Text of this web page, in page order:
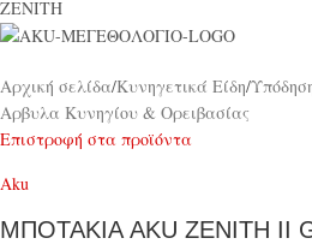
Αρχική σελίδα/Κυνηγετικά Είδη/
Αρβυλα Κυνηγίου & Ορειβασίας
Επιστροφή στα προϊόντα
Aku
ΜΠΟΤΑΚΙΑ AKU ZENITH II